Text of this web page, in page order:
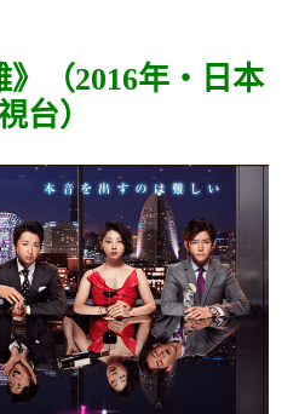
》（2016年・日本
台）